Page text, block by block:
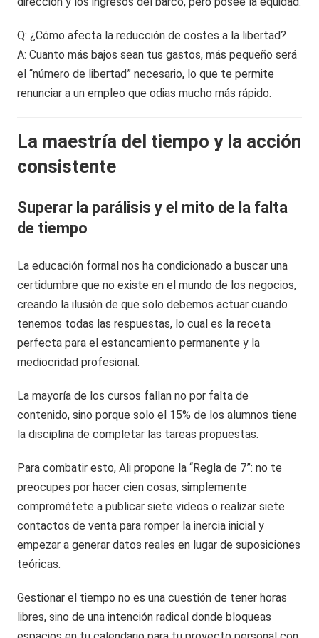
Q: ¿Cómo afecta la reducción de costes a la libertad?
A: Cuanto más bajos sean tus gastos, más pequeño será
el “número de libertad” necesario, lo que te permite
renunciar a un empleo que odias mucho más rápido.
La maestría del tiempo y la acción
consistente
Superar la parálisis y el mito de la falta
de tiempo
La educación formal nos ha condicionado a buscar una
certidumbre que no existe en el mundo de los negocios,
creando la ilusión de que solo debemos actuar cuando
tenemos todas las respuestas, lo cual es la receta
perfecta para el estancamiento permanente y la
mediocridad profesional.
La mayoría de los cursos fallan no por falta de
contenido, sino porque solo el 15% de los alumnos tiene
la disciplina de completar las tareas propuestas.
Para combatir esto, Ali propone la “Regla de 7”: no te
preocupes por hacer cien cosas, simplemente
comprométete a publicar siete videos o realizar siete
contactos de venta para romper la inercia inicial y
empezar a generar datos reales en lugar de suposiciones
teóricas.
Gestionar el tiempo no es una cuestión de tener horas
libres, sino de una intención radical donde bloqueas